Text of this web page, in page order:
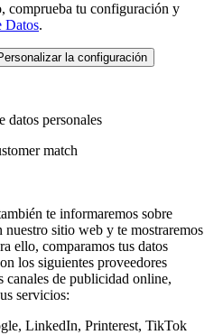
comprueba tu configuración y
Datos.
la configuración
datos personales
match
te informaremos sobre
nuestro sitio web y te mostraremos
ello, comparamos tus datos
los siguientes proveedores
canales de publicidad online,
servicios:
LinkedIn, Printerest, TikTok